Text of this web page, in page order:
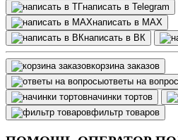
написать в Telegram
написать в МАХ
написать в ВК
корзина заказов
ответы на
начинки тортов
фильтр товаров